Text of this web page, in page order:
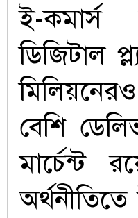
ই-কমার্স
ডিজিটাল
বেশি
মার্চেন্ট